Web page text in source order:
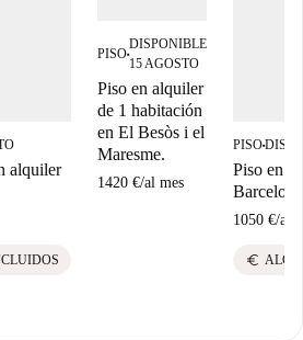
alquiler
PISO■
DISPONIBLE
15 AGOSTO
Piso en alquiler
de 1 habitación
en El Besòs i el
Maresme.
1420 €/al mes
PISO■
Piso en
Barcelona
1050 €/al
euro